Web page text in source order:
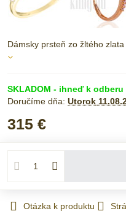
Dámsky prsteň zo žltého
SKLADOM - ihneď k odberu
Doručíme dňa: Utorok
315 €
Otázka k produktu